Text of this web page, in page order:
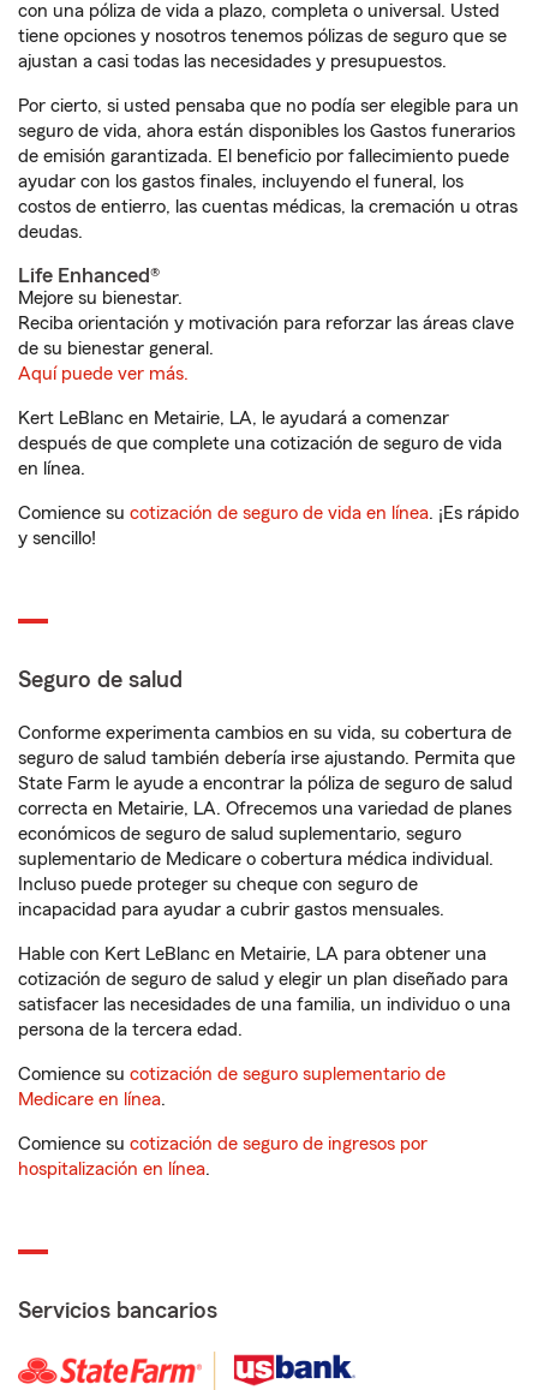
con una póliza de vida a plazo, completa o universal. Usted
tiene opciones y nosotros tenemos pólizas de seguro que se
ajustan a casi todas las necesidades y presupuestos.
Por cierto, si usted pensaba que no podía ser elegible para un
seguro de vida, ahora están disponibles los Gastos funerarios
de emisión garantizada. El beneficio por fallecimiento puede
ayudar con los gastos finales, incluyendo el funeral, los
costos de entierro, las cuentas médicas, la cremación u otras
deudas.
Life Enhanced®
Mejore su bienestar.
Reciba orientación y motivación para reforzar las áreas clave
de su bienestar general.
Aquí puede ver más.
Kert LeBlanc en Metairie, LA, le ayudará a comenzar
después de que complete una cotización de seguro de vida
en línea.
Comience su cotización de seguro de vida en línea. ¡Es rápido
y sencillo!
Seguro de salud
Conforme experimenta cambios en su vida, su cobertura de
seguro de salud también debería irse ajustando. Permita que
State Farm le ayude a encontrar la póliza de seguro de salud
correcta en Metairie, LA. Ofrecemos una variedad de planes
económicos de seguro de salud suplementario, seguro
suplementario de Medicare o cobertura médica individual.
Incluso puede proteger su cheque con seguro de
incapacidad para ayudar a cubrir gastos mensuales.
Hable con Kert LeBlanc en Metairie, LA para obtener una
cotización de seguro de salud y elegir un plan diseñado para
satisfacer las necesidades de una familia, un individuo o una
persona de la tercera edad.
Comience su cotización de seguro suplementario de
Medicare en línea.
Comience su cotización de seguro de ingresos por
hospitalización en línea.
Servicios bancarios